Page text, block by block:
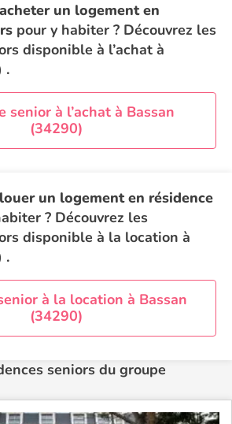
acheter un logement en
pour y habiter ? Découvrez les
disponible à l’achat à
.
senior à l’achat à Bassan
(34290)
louer un logement en résidence
? Découvrez les
disponible à la location à
.
à la location à Bassan
(34290)
seniors du groupe